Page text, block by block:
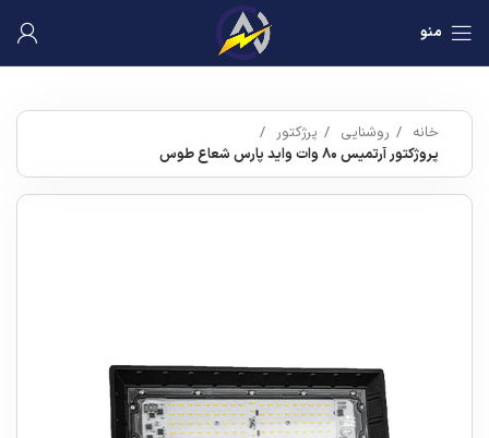
منو
خانه روشنایی
پرژکتور
پروژکتور آرتمیس ۸۰ وات واید پارس شعاع طوس